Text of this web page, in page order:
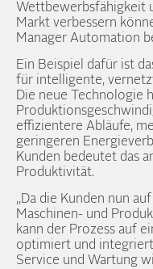
Wettbewerbsfähigkeit
Markt verbessern
Manager Automation
Ein Beispiel dafür ist
für intelligente,
Die neue Technologie
effizientere Abläufe,
geringeren
Kunden bedeutet das
Produktivität.
„Da die Kunden nun
Maschinen- und
kann der Prozess auf
optimiert und
Service und Wartung